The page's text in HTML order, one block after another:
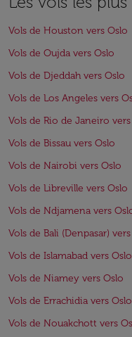
Vols de Houston vers Oslo
Vols de Oujda vers Oslo
Vols de Djeddah vers Oslo
Vols de Los Angeles vers
Vols de Rio de Janeiro
Vols de Bissau vers Oslo
Vols de Nairobi vers Oslo
Vols de Libreville vers Oslo
Vols de Ndjamena vers
Vols de Bali (Denpasar)
Vols de Islamabad vers Oslo
Vols de Niamey vers Oslo
Vols de Errachidia vers Oslo
Vols de Nouakchott vers